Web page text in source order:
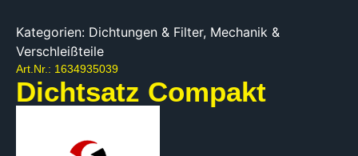
Kategorien: Dichtungen & Filter, Mechanik &
Verschleißteile
Art.Nr.: 1634935039
Dichtsatz Compakt